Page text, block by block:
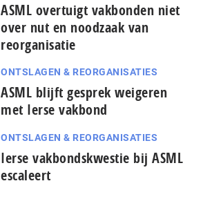
ASML overtuigt vakbonden niet
over nut en noodzaak van
reorganisatie
ONTSLAGEN & REORGANISATIES
ASML blijft gesprek weigeren
met Ierse vakbond
ONTSLAGEN & REORGANISATIES
Ierse vakbondskwestie bij ASML
escaleert